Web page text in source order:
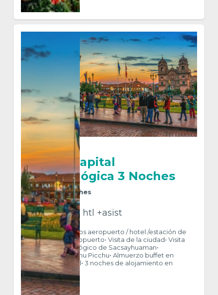
VER MÁS
Cusco Capital
Arqueológica 3 Noches
4Días3Noches
Trf + excs + htl +asist
Incluye: • Traslados aeropuerto / hotel /estación de
tren / hotel / aeropuerto• Visita de la ciudad• Visita
Parque Arqueológico de Sacsayhuaman•
Excursión a Machu Picchu• Almuerzo buffet en
restaurante local• 3 noches de alojamiento en
Cus...